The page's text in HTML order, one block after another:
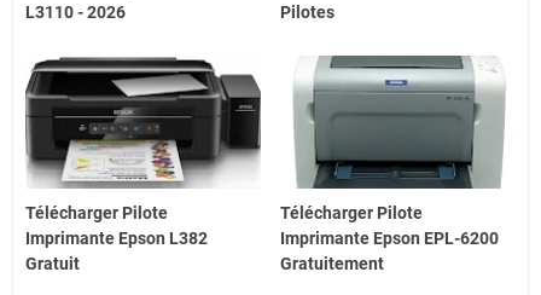
L3110 - 2026
Pilotes
Télécharger Pilote
Imprimante Epson L382
Gratuit
Télécharger Pilote
Imprimante Epson EPL-6200
Gratuitement